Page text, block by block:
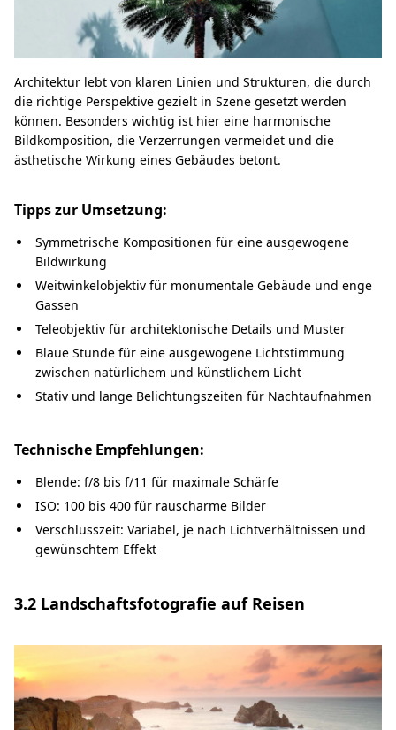
Architektur lebt von klaren Linien und Strukturen, die durch
die richtige Perspektive gezielt in Szene gesetzt werden
können. Besonders wichtig ist hier eine harmonische
Bildkomposition, die Verzerrungen vermeidet und die
ästhetische Wirkung eines Gebäudes betont.
Tipps zur Umsetzung:
Symmetrische Kompositionen für eine ausgewogene
Bildwirkung
Weitwinkelobjektiv für monumentale Gebäude und enge
Gassen
Teleobjektiv für architektonische Details und Muster
Blaue Stunde für eine ausgewogene Lichtstimmung
zwischen natürlichem und künstlichem Licht
Stativ und lange Belichtungszeiten für Nachtaufnahmen
Technische Empfehlungen:
Blende: f/8 bis f/11 für maximale Schärfe
ISO: 100 bis 400 für rauscharme Bilder
Verschlusszeit: Variabel, je nach Lichtverhältnissen und
gewünschtem Effekt
3.2 Landschaftsfotografie auf Reisen